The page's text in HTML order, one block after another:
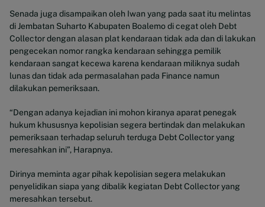
Senada juga disampaikan oleh Iwan yang pada saat itu melintas
di Jembatan Suharto Kabupaten Boalemo di cegat oleh Debt
Collector dengan alasan plat kendaraan tidak ada dan di lakukan
pengecekan nomor rangka kendaraan sehingga pemilik
kendaraan sangat kecewa karena kendaraan miliknya sudah
lunas dan tidak ada permasalahan pada Finance namun
dilakukan pemeriksaan.
“Dengan adanya kejadian ini mohon kiranya aparat penegak
hukum khususnya kepolisian segera bertindak dan melakukan
pemeriksaan terhadap seluruh terduga Debt Collector yang
meresahkan ini”, Harapnya.
Dirinya meminta agar pihak kepolisian segera melakukan
penyelidikan siapa yang dibalik kegiatan Debt Collector yang
meresahkan tersebut.